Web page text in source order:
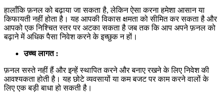
हालाँकि फ़नल को बढ़ाया जा सकता है, लेकिन ऐसा करना हमेशा आसान या
किफायती नहीं होता है। यह आपकी विकास क्षमता को सीमित कर सकता है और
आपको एक निश्चित स्तर पर अटका सकता है जब तक कि आप अपने फ़नल को
बढ़ाने में अधिक पैसा निवेश करने के इच्छुक न हों।
उच्च लागत :
फ़नल सस्ते नहीं हैं और इन्हें स्थापित करने और बनाए रखने के लिए निवेश की
आवश्यकता होती है। यह छोटे व्यवसायों या कम बजट पर काम करने वालों के
लिए एक बड़ी बाधा हो सकती है।